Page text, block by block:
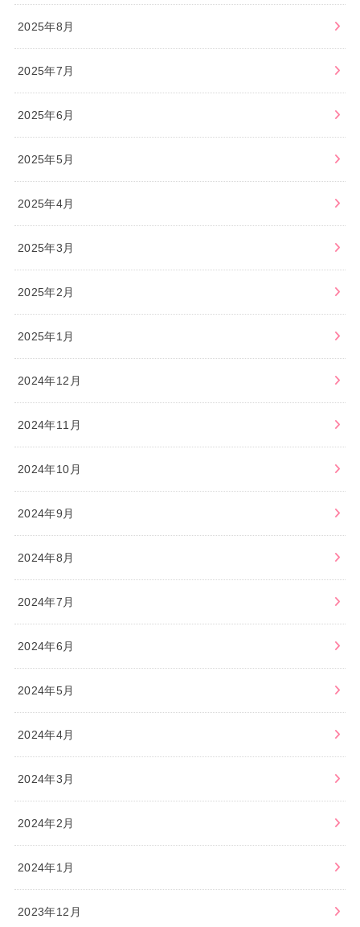
2025年8月
2025年7月
2025年6月
2025年5月
2025年4月
2025年3月
2025年2月
2025年1月
2024年12月
2024年11月
2024年10月
2024年9月
2024年8月
2024年7月
2024年6月
2024年5月
2024年4月
2024年3月
2024年2月
2024年1月
2023年12月